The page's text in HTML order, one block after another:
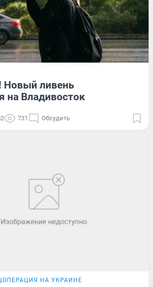
Новый ливень
на Владивосток
731 Обсудить
НА УКРАИНЕ